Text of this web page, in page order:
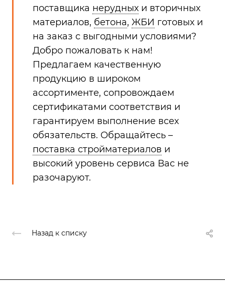
поставщика нерудных и вторичных
материалов, бетона, ЖБИ готовых и
на заказ с выгодными условиями?
Добро пожаловать к нам!
Предлагаем качественную
продукцию в широком
ассортименте, сопровождаем
сертификатами соответствия и
гарантируем выполнение всех
обязательств. Обращайтесь –
поставка стройматериалов и
высокий уровень сервиса Вас не
разочаруют.
Назад к списку